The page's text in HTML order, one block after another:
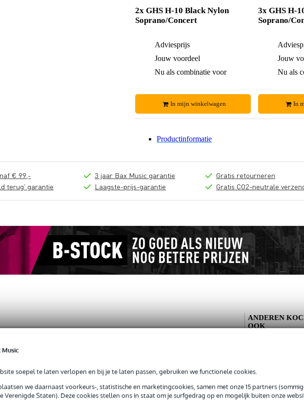
Music
soepel te laten verlopen en bij je te laten passen, gebruiken we functionele cookies.
we daarnaast voorkeurs-, statistische en marketingcookies, samen met onze 15 partners
Verenigde Staten). Deze cookies stellen ons in staat om je surfgedrag op en mogelijk buiten onze
2x GHS H-10 Black Nylon
Soprano/Concert
Adviesprijs
Jouw voordeel
Nu als combinatie voor
In mijn winkelwagen
3x GHS H-
Soprano/
Jouw
Nu als
In
Productinformatie
€ 99,-
terug' garantie
3 jaar Bax Music garantie
Laagste-prijs-garantie
Gratis retourneren
Gratis CO2-neutrale
krijg je alleen garantie op fabrieksfouten.
Je naam
Danique 28
ANDEREN
OOK
Devine